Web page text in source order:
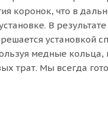
коронок, что в
В
установкой
медные
трат. Мы всегда